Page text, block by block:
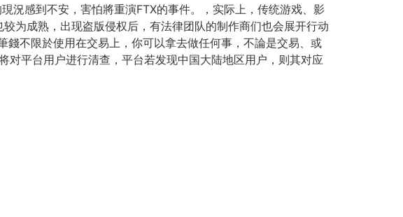
況感到不安，害怕將重演FTX的事件。，实际上，传统游戏、影
为成熟，出现盗版侵权后，有法律团队的制作商们也会展开行动
不限於使用在交易上，你可以拿去做任何事，不論是交易、或
平台用户进行清查，平台若发现中国大陆地区用户，则其对应